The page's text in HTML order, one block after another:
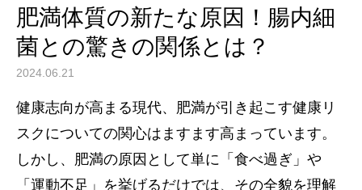
肥満体質の新たな原因！腸内細
菌との驚きの関係とは？
2024.06.21
健康志向が高まる現代、肥満が引き起こす健康リ
スクについての関心はますます高まっています。
しかし、肥満の原因として単に「食べ過ぎ」や
「運動不足」を挙げるだけでは、その全貌を理解